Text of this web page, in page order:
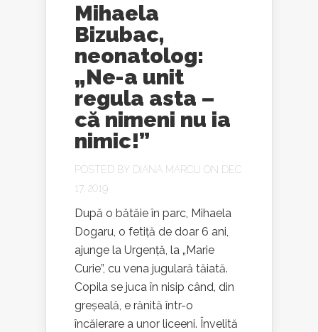
Mihaela
Bizubac,
neonatolog:
„Ne-a unit
regula asta –
că nimeni nu ia
nimic!”
POSTED BY DIANA MARCU ON DEC
17, 2019
După o bătăie în parc, Mihaela
Dogaru, o fetiță de doar 6 ani,
ajunge la Urgență, la „Marie
Curie”, cu vena jugulară tăiată.
Copila se juca în nisip când, din
greșeală, e rănită într-o
încăierare a unor liceeni. Învelită